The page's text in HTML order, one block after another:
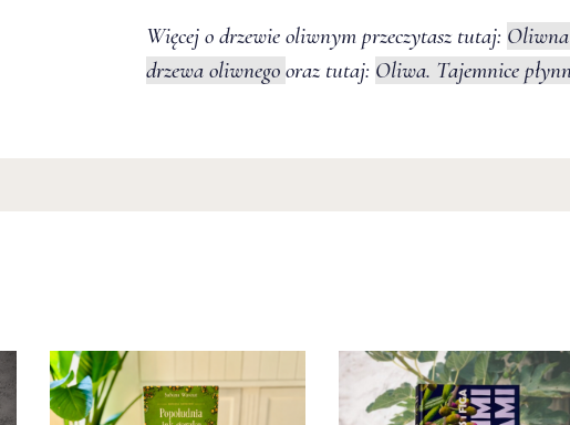
Więcej o drzewie oliwnym przeczytasz tutaj:
drzewa oliwnego oraz tutaj: Oliwa. Tajemnice